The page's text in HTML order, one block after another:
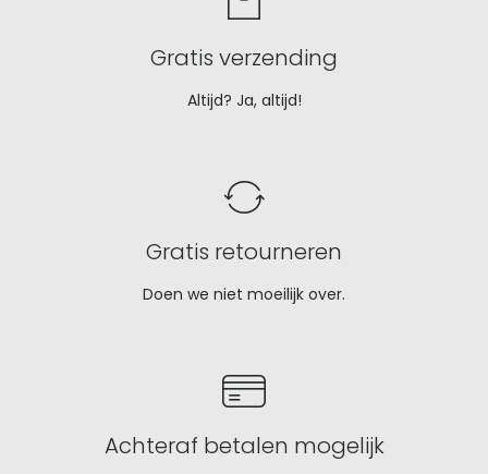
verkoopvoorstel
Gratis verzending
Altijd? Ja, altijd!
Gratis retourneren
Doen we niet moeilijk over.
Achteraf betalen mogelijk